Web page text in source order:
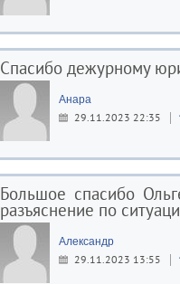
Спасибо дежурному
Анара
29.11.2023 22:35
Большое спасибо
разъяснение по
Александр
29.11.2023 13:55